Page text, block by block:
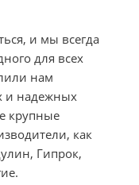
и мы всегда
для всех
нам
и надежных
крупные
как
Гипрок,